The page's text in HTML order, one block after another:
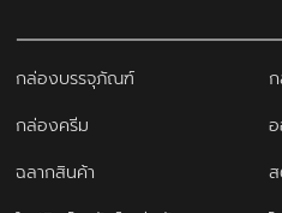
กล่องบรรจุภัณฑ์
กล่องครีม
ฉลากสินค้า